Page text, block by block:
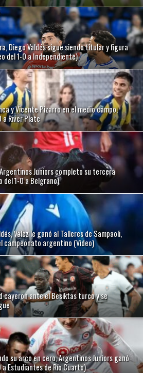
Diego Valdés sigue siendo titular y figura
del 1-0 a Independiente)
y Vicente Pizarro en el medio campo,
a River Plate
Juniors completo su tercera
1-0 a Belgrano)
Vélez le ganó al Talleres de Sampaoli,
campeonato argentino (Video)
cayeron ante el Besiktas turco y se
su arco en cero, Argentinos Juniors ganó
Estudiantes de Río Cuarto)